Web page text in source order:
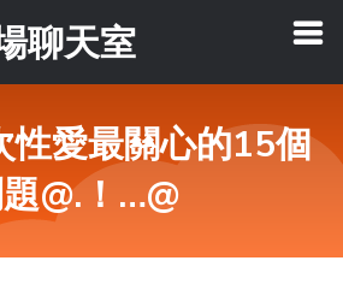
聊天室
性愛最關心的15個
@.！…@